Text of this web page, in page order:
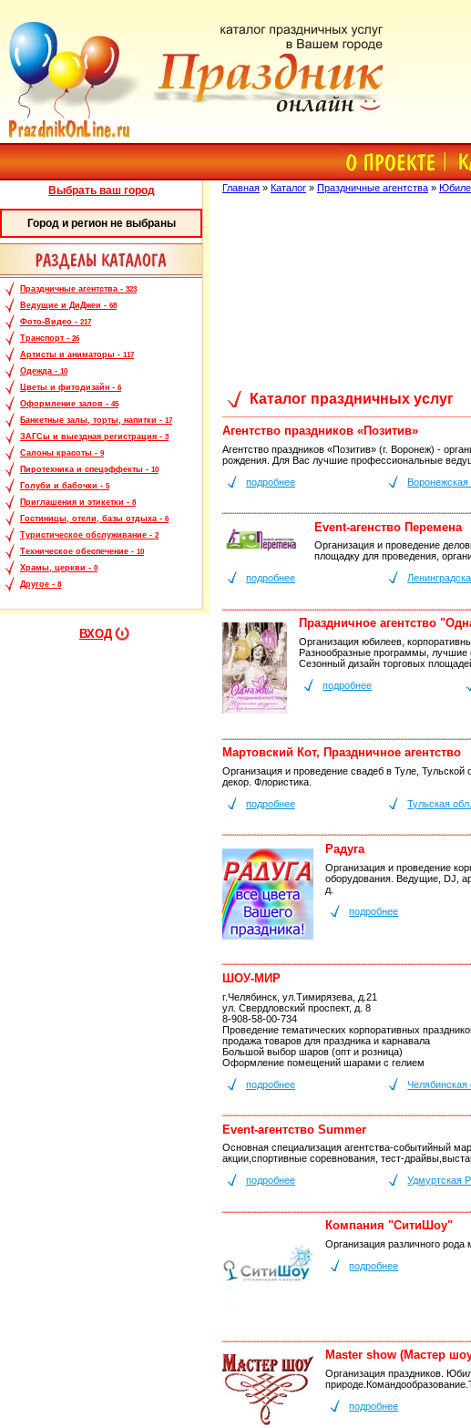
Выбрать ваш город
Город и регион не выбраны
Праздничные агентства - 323
Ведущие и ДиДжеи - 68
Фото-Видео - 217
Транспорт - 26
Артисты и аниматоры - 117
Одежда - 10
Цветы и фитодизайн - 6
Оформление залов - 45
Банкетные залы, торты, напитки - 17
ЗАГСы и выездная регистрация - 3
Салоны красоты - 9
Пиротехника и спецэффекты - 10
Голуби и бабочки - 5
Приглашения и этикетки - 8
Гостиницы, отели, базы отдыха - 6
Туристическое обслуживание - 2
Техническое обеспечение - 10
Храмы, церкви - 0
Другое - 8
ВХОД
Главная » Каталог » Праздничные агентства »
Каталог праздничных услуг
Агентство праздников «Позитив»
Агентство праздников «Позитив» (г. Воронеж) -
рождения. Для Вас лучшие профессиональные
подробнее
Воронежская
Event-агенство Перемена
Организация и проведение
площадку для проведения,
подробнее
Праздничное агентство
Организация юбилеев,
Разнообразные программы, лучшие
Сезонный дизайн торговых
подробнее
Мартовский Кот, Праздничное агентство
Организация и проведение свадеб в Туле,
декор. Флористика.
подробнее
Тульская обл.
Радуга
Организация и проведение
оборудования. Ведущие, DJ,
д.
подробнее
ШОУ-МИР
г.Челябинск, ул.Тимирязева, д.21
ул. Свердловский проспект, д. 8
8-908-58-00-734
Проведение тематических корпоративных
продажа товаров для праздника и карнавала
Большой выбор шаров (опт и розница)
Оформление помещений шарами с гелием
подробнее
Челябинская
Event-агентство Summer
Основная специализация агентства-событийный
акции,спортивные соревнования, тест-
подробнее
Удмуртская
Компания "СитиШоу"
Организация различного
подробнее
Master show (Мастер
Организация праздников.
подробнее